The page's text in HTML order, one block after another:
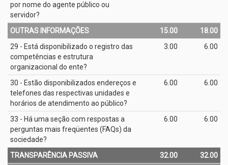
por nome do agente público ou
servidor?
OUTRAS INFORMAÇÕES 15.00
18.00
29 - Está disponibilizado o registro das
competências e estrutura
organizacional do ente?
3.00 6.00
30 - Estão disponibilizados endereços e
telefones das respectivas unidades e
horários de atendimento ao público?
6.00 6.00
33 - Há uma seção com respostas a
perguntas mais freqüentes (FAQs) da
sociedade?
6.00 6.00
TRANSPARÊNCIA PASSIVA 32.00
32.00